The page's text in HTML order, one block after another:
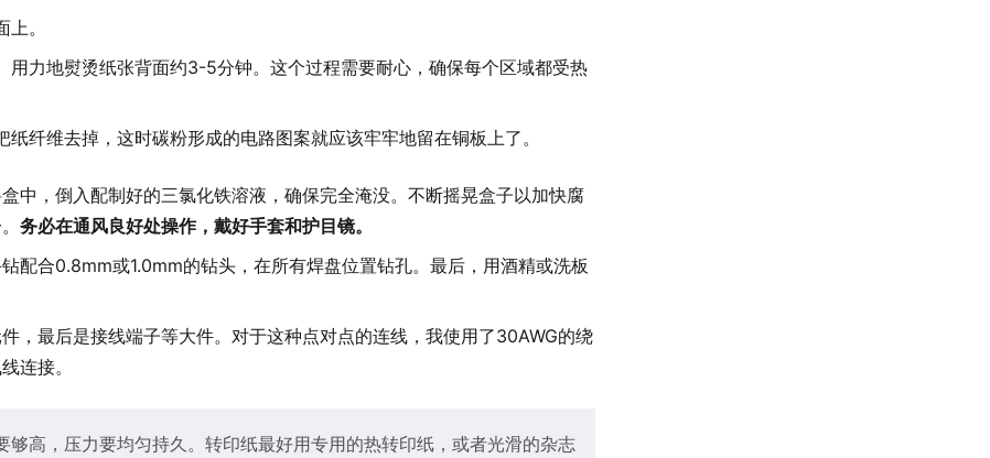
。
用力地熨烫纸张背面约3-5分钟。这个过程需要耐心，确保每个区域都受热
纤维去掉，这时碳粉形成的电路图案就应该牢牢地留在铜板上了。
中，倒入配制好的三氯化铁溶液，确保完全淹没。不断摇晃盒子以加快腐
务必在通风良好处操作，戴好手套和护目镜。
配合0.8mm或1.0mm的钻头，在所有焊盘位置钻孔。最后，用酒精或洗板
，最后是接线端子等大件。对于这种点对点的连线，我使用了30AWG的绕
连接。
够高，压力要均匀持久。转印纸最好用专用的热转印纸，或者光滑的杂志